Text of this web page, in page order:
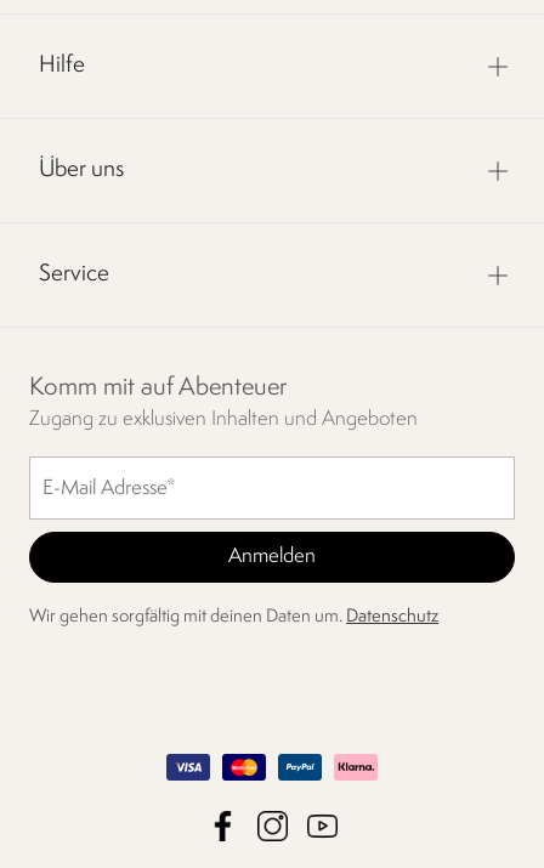
Hilfe
Über uns
Service
Komm mit auf Abenteuer
Zugang zu exklusiven Inhalten und Angeboten
Wir gehen sorgfältig mit deinen Daten um. Datenschutz